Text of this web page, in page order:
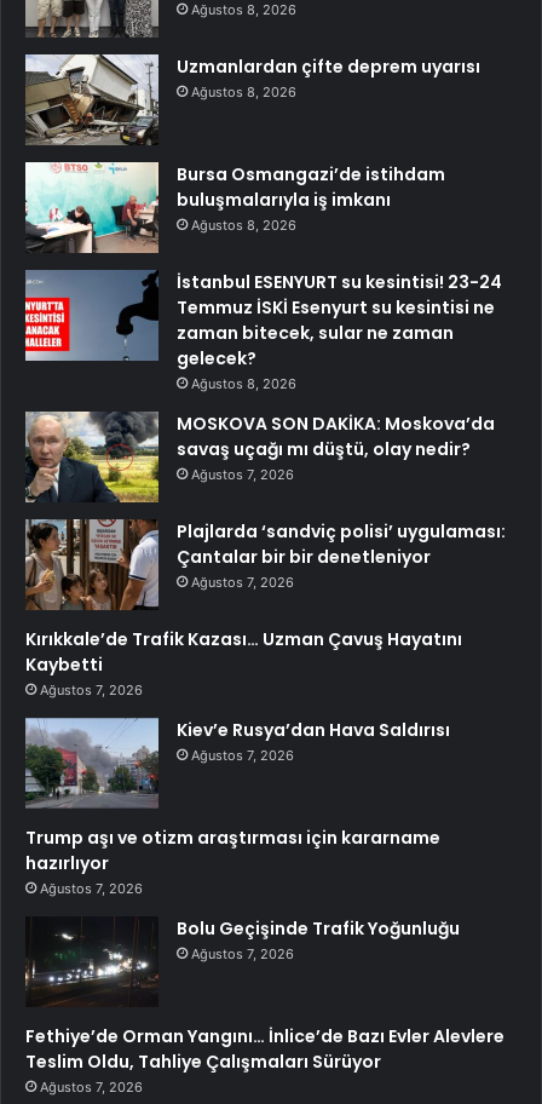
Ağustos 8, 2026
Uzmanlardan çifte deprem uyarısı
Ağustos 8, 2026
Bursa Osmangazi’de istihdam
buluşmalarıyla iş imkanı
Ağustos 8, 2026
İstanbul ESENYURT su kesintisi! 23-24
Temmuz İSKİ Esenyurt su kesintisi ne
zaman bitecek, sular ne zaman
gelecek?
Ağustos 8, 2026
MOSKOVA SON DAKİKA: Moskova’da
savaş uçağı mı düştü, olay nedir?
Ağustos 7, 2026
Plajlarda ‘sandviç polisi’ uygulaması:
Çantalar bir bir denetleniyor
Ağustos 7, 2026
Kırıkkale’de Trafik Kazası… Uzman Çavuş Hayatını
Kaybetti
Ağustos 7, 2026
Kiev’e Rusya’dan Hava Saldırısı
Ağustos 7, 2026
Trump aşı ve otizm araştırması için kararname
hazırlıyor
Ağustos 7, 2026
Bolu Geçişinde Trafik Yoğunluğu
Ağustos 7, 2026
Fethiye’de Orman Yangını… İnlice’de Bazı Evler Alevlere
Teslim Oldu, Tahliye Çalışmaları Sürüyor
Ağustos 7, 2026